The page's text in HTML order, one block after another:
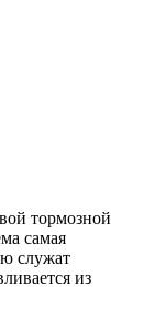
тормозной
самая
служат
из